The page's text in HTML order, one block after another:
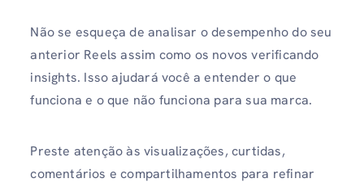
Não se esqueça de analisar o desempenho do seu
anterior Reels assim como os novos verificando
insights. Isso ajudará você a entender o que
funciona e o que não funciona para sua marca.
Preste atenção às visualizações, curtidas,
comentários e compartilhamentos para refinar